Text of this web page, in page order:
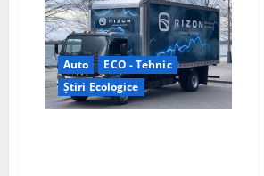
Auto
ECO - Tehnic
Știri Ecologice